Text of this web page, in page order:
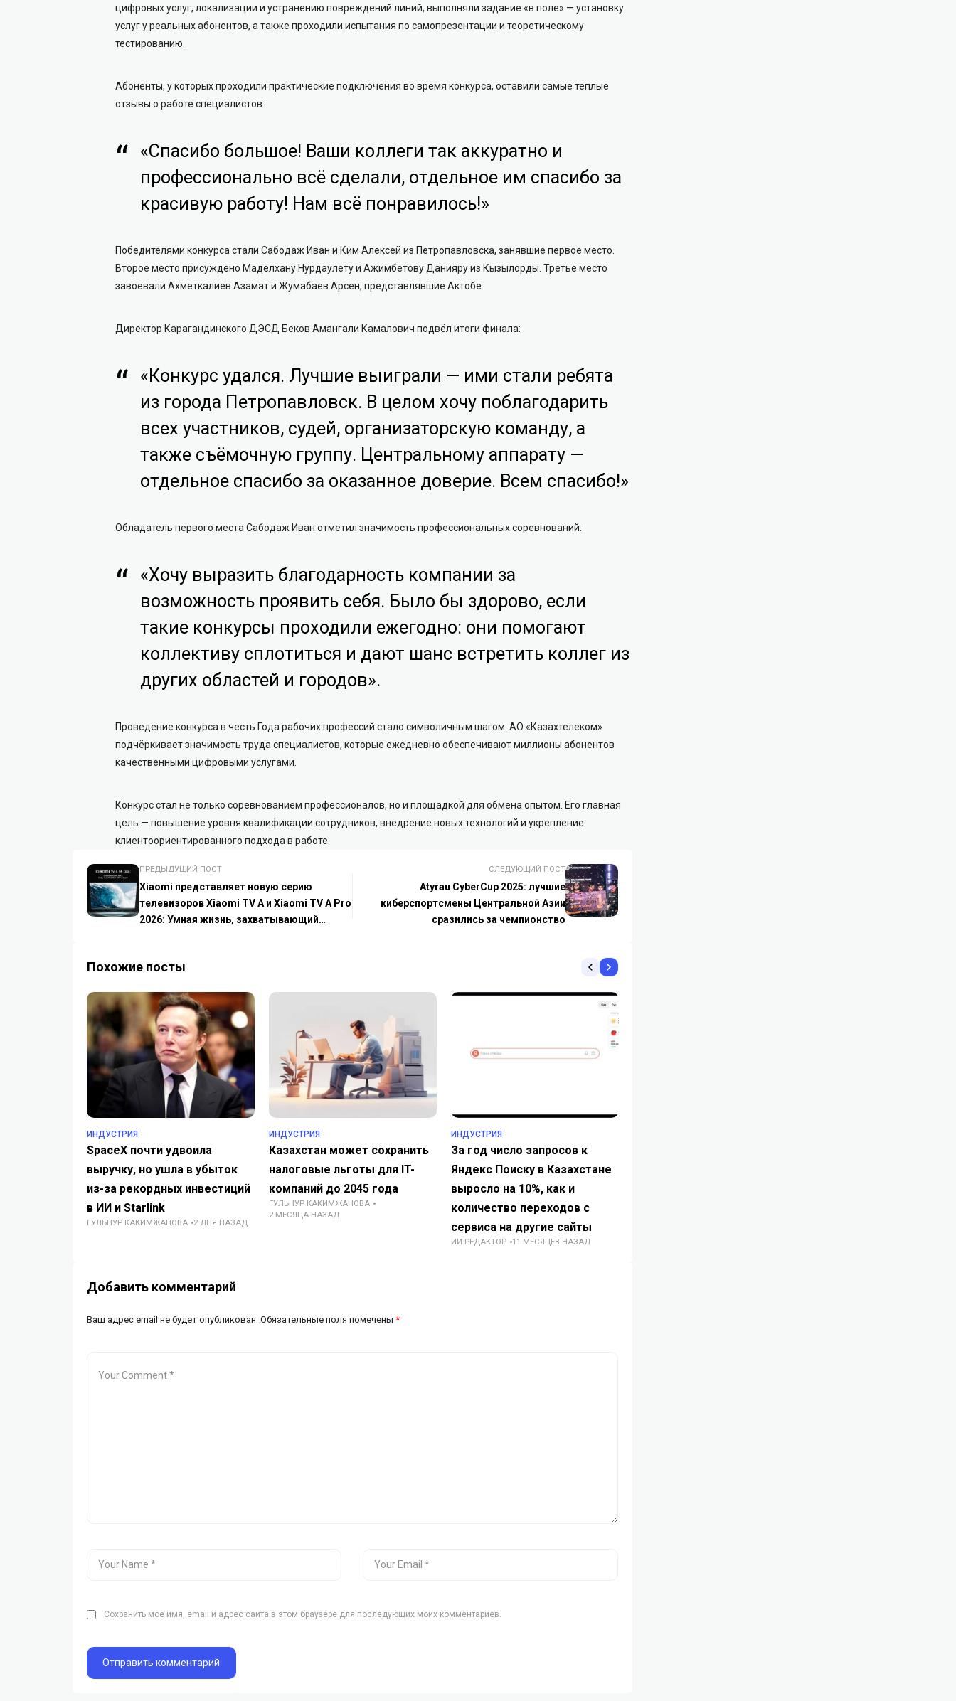
цифровых услуг, локализации и устранению повреждений линий, выполняли задание «в поле» — установку
услуг у реальных абонентов, а также проходили испытания по самопрезентации и теоретическому
тестированию.
Абоненты, у которых проходили практические подключения во время конкурса, оставили самые тёплые
отзывы о работе специалистов:
«Спасибо большое! Ваши коллеги так аккуратно и
профессионально всё сделали, отдельное им спасибо за
красивую работу! Нам всё понравилось!»
Победителями конкурса стали Сабодаж Иван и Ким Алексей из Петропавловска, занявшие первое место.
Второе место присуждено Маделхану Нурдаулету и Ажимбетову Данияру из Кызылорды. Третье место
завоевали Ахметкалиев Азамат и Жумабаев Арсен, представлявшие Актобе.
Директор Карагандинского ДЭСД Беков Амангали Камалович подвёл итоги финала:
«Конкурс удался. Лучшие выиграли — ими стали ребята
из города Петропавловск. В целом хочу поблагодарить
всех участников, судей, организаторскую команду, а
также съёмочную группу. Центральному аппарату —
отдельное спасибо за оказанное доверие. Всем спасибо!»
Обладатель первого места Сабодаж Иван отметил значимость профессиональных соревнований:
«Хочу выразить благодарность компании за
возможность проявить себя. Было бы здорово, если
такие конкурсы проходили ежегодно: они помогают
коллективу сплотиться и дают шанс встретить коллег из
других областей и городов».
Проведение конкурса в честь Года рабочих профессий стало символичным шагом: АО «Казахтелеком»
подчёркивает значимость труда специалистов, которые ежедневно обеспечивают миллионы абонентов
качественными цифровыми услугами.
Конкурс стал не только соревнованием профессионалов, но и площадкой для обмена опытом. Его главная
цель — повышение уровня квалификации сотрудников, внедрение новых технологий и укрепление
клиентоориентированного подхода в работе.
ПРЕДЫДУЩИЙ ПОСТ
Xiaomi представляет новую серию
телевизоров Xiaomi TV A и Xiaomi TV A Pro
2026: Умная жизнь, захватывающий
СЛЕДУЮЩИЙ ПОСТ
Atyrau CyberCup 2025: лучшие
киберспортсмены Центральной Азии
сразились за чемпионство
Похожие посты
ИНДУСТРИЯ
SpaceX почти удвоила
выручку, но ушла в убыток
из-за рекордных инвестиций
в ИИ и Starlink
ГУЛЬНУР КАКИМЖАНОВА 2 ДНЯ НАЗАД
ИНДУСТРИЯ
Казахстан может сохранить
налоговые льготы для IT-
компаний до 2045 года
ГУЛЬНУР КАКИМЖАНОВА
2 МЕСЯЦА НАЗАД
ИНДУСТРИЯ
За год число запросов к
Яндекс Поиску в Казахстане
выросло на 10%, как и
количество переходов с
сервиса на другие сайты
ИИ РЕДАКТОР 11 МЕСЯЦЕВ НАЗАД
Добавить комментарий
Ваш адрес email не будет опубликован. Обязательные поля помечены *
Сохранить моё имя, email и адрес сайта в этом браузере для последующих моих комментариев.